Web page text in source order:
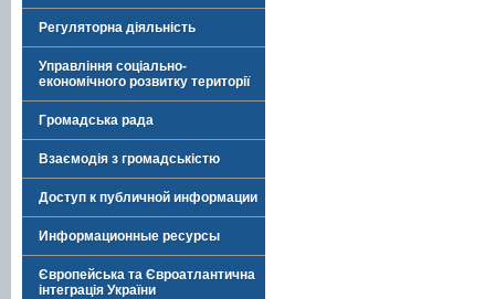
Регуляторна діяльність
Управління соціально-
економічного розвитку території
Громадська рада
Взаємодія з громадськістю
Доступ к публичной информации
Информационные ресурсы
Європейська та Євроатлантична
інтеграція України